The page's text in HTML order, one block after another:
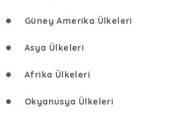
Güney Amerika Ülkeleri
Asya Ülkeleri
Afrika Ülkeleri
Okyanusya Ülkeleri